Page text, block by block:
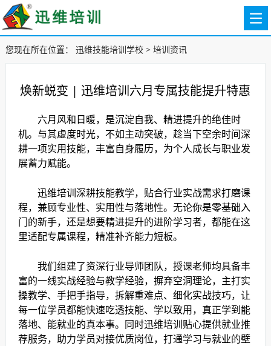
您现在所在位置： 迅维技能培训学校> 培训资讯
焕新蜕变 | 迅维培训六月专属技能提升特惠
六月风和日暖，是沉淀自我、精进提升的绝佳时
机。与其虚度时光，不如主动突破，趁当下空余时间深
耕一项实用技能，丰富自身履历，为个人成长与职业发
展蓄力赋能。
迅维培训深耕技能教学，贴合行业实战需求打磨课
程，兼顾专业性、实用性与落地性。无论你是零基础入
门的新手，还是想要精进提升的进阶学习者，都能在这
里适配专属课程，精准补齐能力短板。
我们组建了资深行业导师团队，授课老师均具备丰
富的一线实战经验与教学经验，摒弃空洞理论，主打实
操教学、手把手指导，拆解重难点、细化实战技巧，让
每一位学员都能快速吃透技能、学以致用，真正学到能
落地、能就业的真本事。同时迅维培训贴心提供就业推
荐服务，助力学员对接优质岗位，打通学习与就业的壁